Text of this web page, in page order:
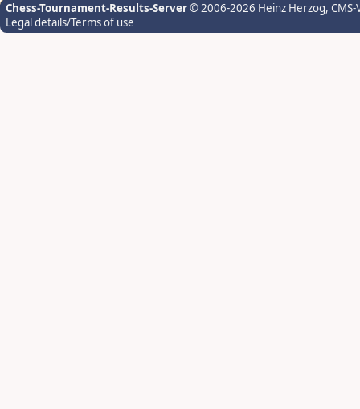
Chess-Tournament-Results-Server© 2006-2026 Heinz Herzog,
Legal details/Terms of use